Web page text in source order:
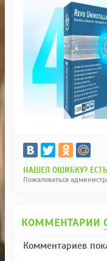
НАШЕЛ ОШИБКУ?
Пожаловаться
КОММЕНТАРИИ
Комментариев